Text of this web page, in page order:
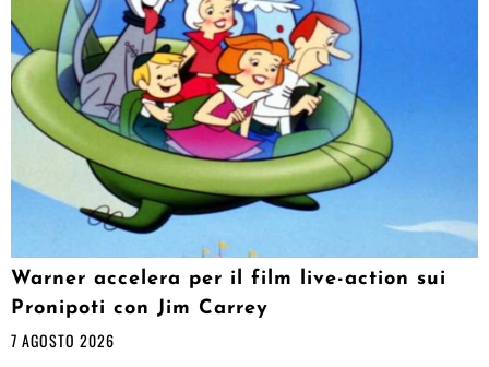
Warner accelera per il film live-action sui
Pronipoti con Jim Carrey
7 AGOSTO 2026